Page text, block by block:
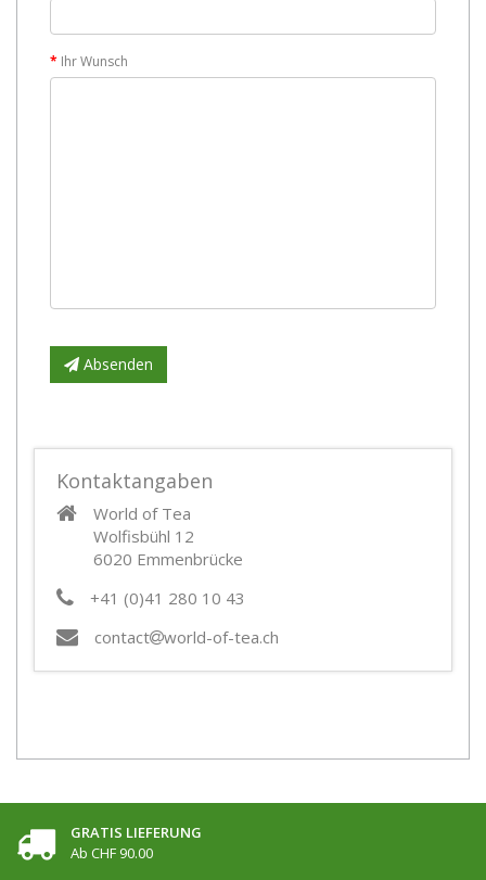
Ihr Wunsch
Absenden
Kontaktangaben
World of Tea
Wolfisbühl 12
6020 Emmenbrücke
+41 (0)41 280 10 43
contact
world-of-tea.ch
GRATIS LIEFERUNG
Ab CHF 90.00